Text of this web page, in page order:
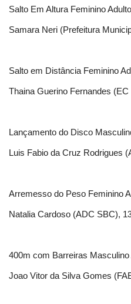
Salto Em Altura Feminino
Samara Neri (Prefeitura
Salto em Distância Feminino
Thaina Guerino Fernandes
Lançamento do Disco
Luis Fabio da Cruz Rodrigues
Arremesso do Peso Feminino
Natalia Cardoso (ADC SBC),
400m com Barreiras
Joao Vitor da Silva Gomes